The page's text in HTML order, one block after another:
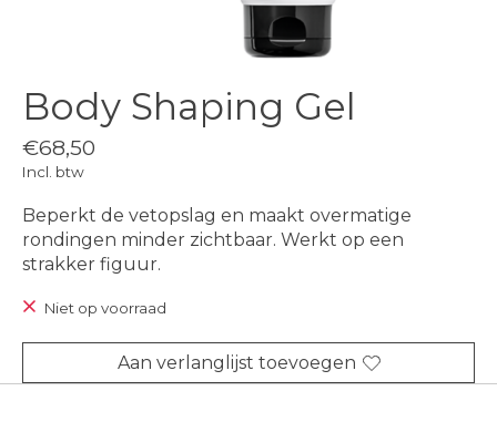
Body Shaping Gel
€68,50
Incl. btw
Beperkt de vetopslag en maakt overmatige
rondingen minder zichtbaar. Werkt op een
strakker figuur.
Niet op voorraad
Aan verlanglijst toevoegen